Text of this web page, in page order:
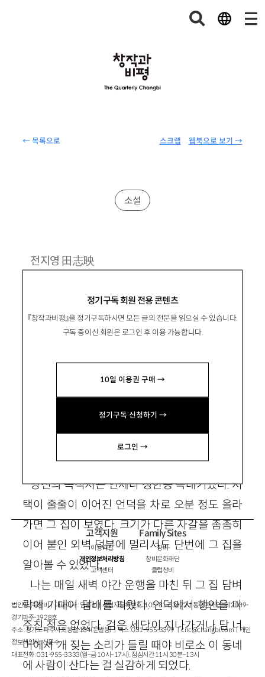
← 목록으로 웹북으로 보기 →
스크랩
정기구독 회원 전용 콘텐츠
『창작과비평』을 정기구독하시면 모든 글의 전문을 읽으실 수 있습니다.
구독 중이신 회원은 로그인 후 이용 가능합니다.
10일 이용권 구매 →
정기구독 신청하기 →
로그인 →
소설
전지영 田志映
일보 신춘문예로 등단.
jjyoung314@naver.com
언캐니 밸리
당신의 목적지는 언제나 청한동 꼭대기였다. 저
택이 줄줄이 이어진 언덕을 차로 오분 정도 올라
가면 그 집이 보였다. 크기가 다른 자갈을 촘촘히
이어 붙인 외벽 덕분에 멀리서도 단번에 그 집을
알아볼 수 있었다.
나는 매일 새벽 야간 운행을 마친 뒤 그 집 담벼
락에 기대어 담배를 피웠다. 언덕에서 행인을 마
주친 적은 없었다. 검은 세단이 지나가거나 담 너
머에서 개 짖는 소리가 들릴 때야 비로소 이 동네
에 사람이 산다는 걸 실감하게 되었다.
고객지원
이용약관
개인정보처리방침
고객센터
Family Sites
창비
창비문화재단
클럽창비
법인명 : ㈜창비ㅣ대표이사 : 염종선ㅣ사업자등록번호 : 105-81-63672ㅣ통신판매업 : 제 2009-
경기파주-1928호
주소 : 경기도 파주시 회동길 184(문발동)ㅣ팩스 : 031-955-3399 ㅣcnc@changbi.comㅣ개인
정보책임자 : 신문수
대표전화 : 031-955-3333(월~금 10시~17시), 점심시간 11시 30분~13시